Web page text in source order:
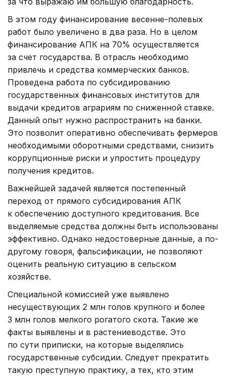
В этом году финансирование весенне-полевых
работ было увеличено в два раза. Но в целом
финансирование АПК на 70% осуществляется
за счет государства. В отрасль необходимо
привлечь и средства коммерческих банков.
Проведена работа по субсидированию
государственных финансовых институтов для
выдачи кредитов аграриям по сниженной ставке.
Данный опыт нужно распространить на банки.
Это позволит оперативно обеспечивать фермеров
необходимыми оборотными средствами, снизить
коррупционные риски и упростить процедуру
получения кредитов.
Важнейшей задачей является постепенный
переход от прямого субсидирования АПК
к обеспечению доступного кредитования. Все
выделяемые средства должны быть использованы
эффективно. Однако недостоверные данные, а по-
другому говоря, фальсификации, не позволяют
оценить реальную ситуацию в сельском
хозяйстве.
Специальной комиссией уже выявлено
несуществующих 2 млн голов крупного и более
3 млн голов мелкого рогатого скота. Такие же
факты выявлены и в растениеводстве. Это
по сути приписки, на которые выделялись
государственные субсидии. Следует прекратить
такую преступную практику, а тех, кто этим